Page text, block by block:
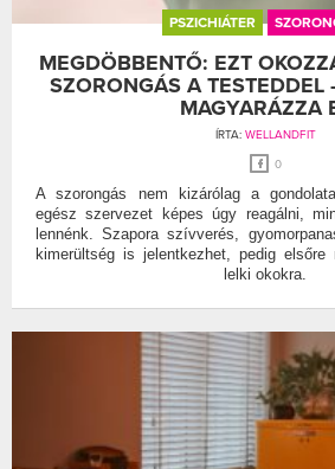
PSZICHIÁTER
MEGDÖBBENTŐ: EZT
SZORONGÁS A TESTEDDEL
MAGYARÁZZA
ÍRTA: WELLANDFIT
0
A szorongás nem kizárólag a
egész szervezet képes úgy reagálni,
lennénk. Szapora szívverés,
kimerültség is jelentkezhet, pedig elsőre
lelki okokra.